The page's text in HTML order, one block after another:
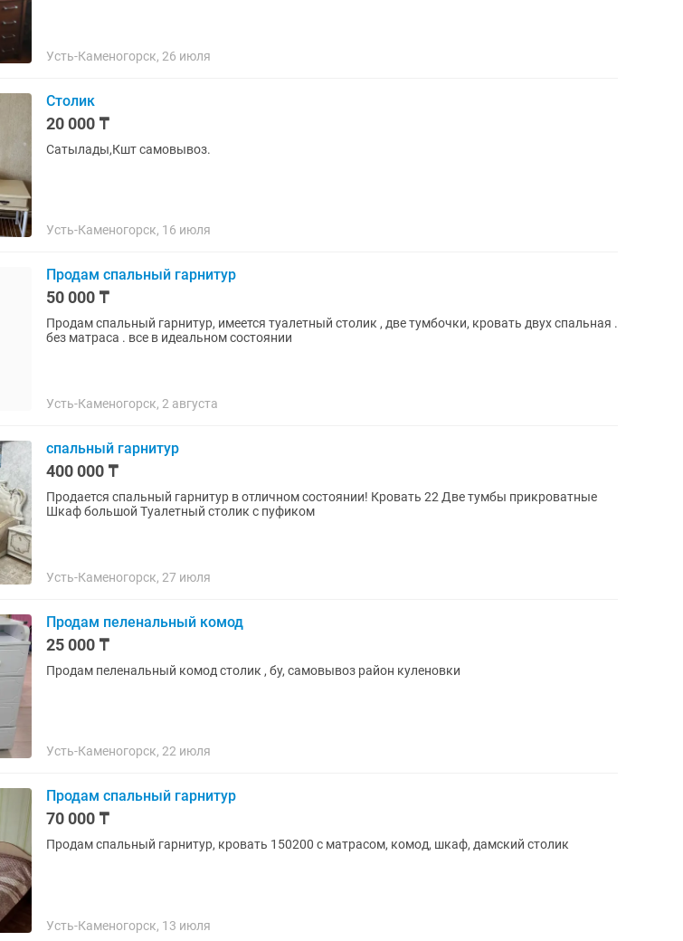
Усть-Каменогорск, 26 июля
Столик
20 000 ₸
Сатылады,Кшт самовывоз.
Усть-Каменогорск, 16 июля
Продам спальный гарнитур
50 000 ₸
Продам спальный гарнитур, имеется туалетный столик , две тумбочки, кровать двух спальная .
без матраса . все в идеальном состоянии
Усть-Каменогорск, 2 августа
спальный гарнитур
400 000 ₸
Продается спальный гарнитур в отличном состоянии! Кровать 22 Две тумбы прикроватные
Шкаф большой Туалетный столик с пуфиком
Усть-Каменогорск, 27 июля
Продам пеленальный комод
25 000 ₸
Продам пеленальный комод столик , бу, самовывоз район куленовки
Усть-Каменогорск, 22 июля
Продам спальный гарнитур
70 000 ₸
Продам спальный гарнитур, кровать 150200 с матрасом, комод, шкаф, дамский столик
Усть-Каменогорск, 13 июля